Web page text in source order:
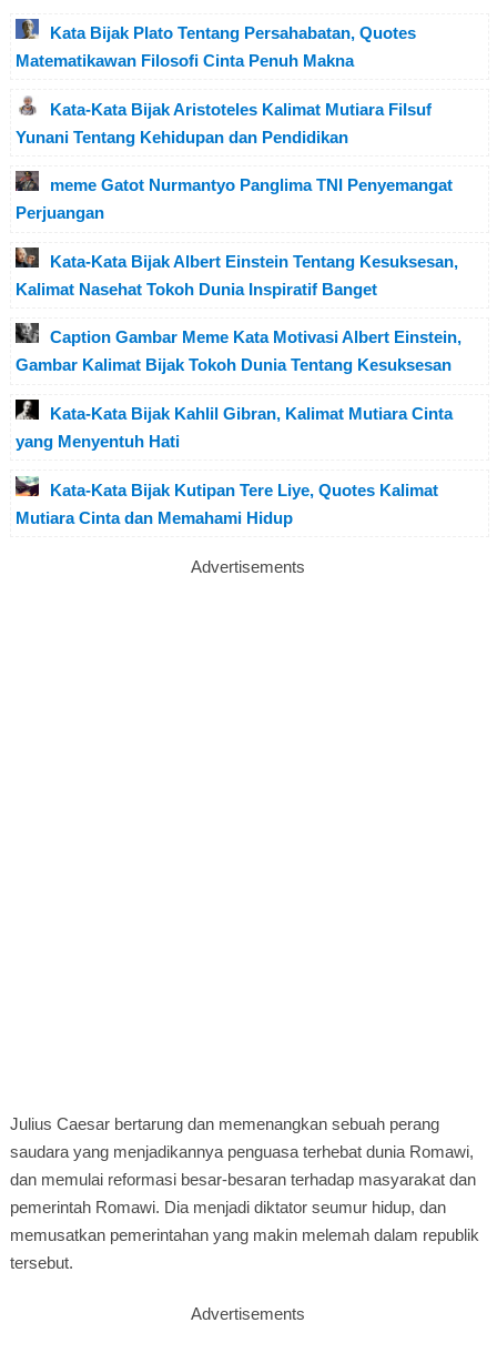
Kata Bijak Plato Tentang Persahabatan, Quotes
Matematikawan Filosofi Cinta Penuh Makna
Kata-Kata Bijak Aristoteles Kalimat Mutiara Filsuf
Yunani Tentang Kehidupan dan Pendidikan
meme Gatot Nurmantyo Panglima TNI Penyemangat
Perjuangan
Kata-Kata Bijak Albert Einstein Tentang Kesuksesan,
Kalimat Nasehat Tokoh Dunia Inspiratif Banget
Caption Gambar Meme Kata Motivasi Albert Einstein,
Gambar Kalimat Bijak Tokoh Dunia Tentang Kesuksesan
Kata-Kata Bijak Kahlil Gibran, Kalimat Mutiara Cinta
yang Menyentuh Hati
Kata-Kata Bijak Kutipan Tere Liye, Quotes Kalimat
Mutiara Cinta dan Memahami Hidup
Advertisements
Julius Caesar bertarung dan memenangkan sebuah perang
saudara yang menjadikannya penguasa terhebat dunia Romawi,
dan memulai reformasi besar-besaran terhadap masyarakat dan
pemerintah Romawi. Dia menjadi diktator seumur hidup, dan
memusatkan pemerintahan yang makin melemah dalam republik
tersebut.
Advertisements